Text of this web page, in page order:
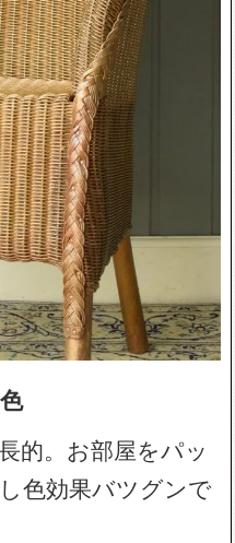
的。お部屋をパッ
色効果バツグンで